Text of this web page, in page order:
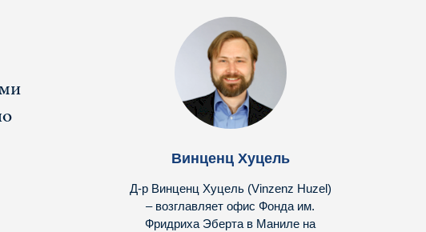
Винценц Хуцель
Д-р Винценц Хуцель (Vinzenz Huzel)
– возглавляет офис Фонда им.
Фридриха Эберта в Маниле на